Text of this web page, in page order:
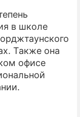
в школе
Также она
офисе